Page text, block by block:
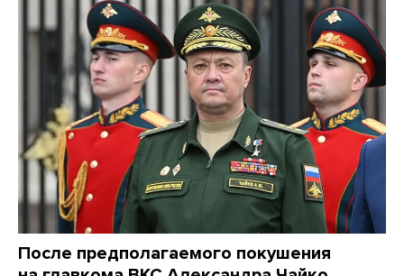
После предполагаемого покушения